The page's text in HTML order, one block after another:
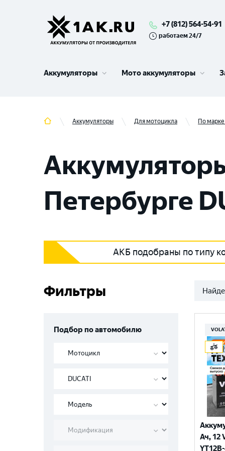
+7 (812) 564-54-91
работаем 24/7
Аккумуляторы Мото аккумуляторы
Аккумуляторы Для мотоцикла По
Петербурге
АКБ подобраны по типу
Фильтры
Подбор по автомобилю
Ач, 12